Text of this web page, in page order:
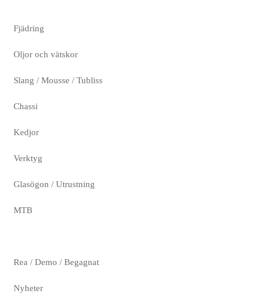
Fjädring
Oljor och vätskor
Slang / Mousse / Tubliss
Chassi
Kedjor
Verktyg
Glasögon / Utrustning
MTB
Rea / Demo / Begagnat
Nyheter